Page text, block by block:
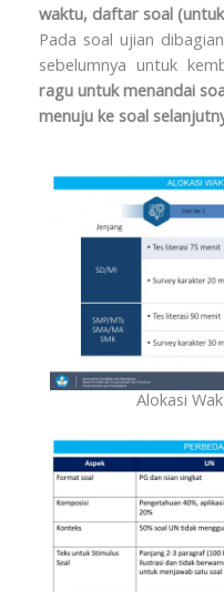
waktu, daftar soal
Pada soal ujian
sebelumnya untuk
ragu untuk menandai
menuju ke soal
Alokasi